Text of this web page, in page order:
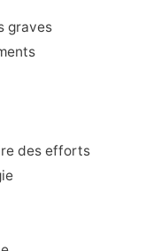
graves
des efforts